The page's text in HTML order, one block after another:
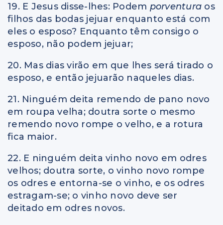
19. E Jesus disse-lhes: Podem porventura os
filhos das bodas jejuar enquanto está com
eles o esposo? Enquanto têm consigo o
esposo, não podem jejuar;
20. Mas dias virão em que lhes será tirado o
esposo, e então jejuarão naqueles dias.
21. Ninguém deita remendo de pano novo
em roupa velha; doutra sorte o mesmo
remendo novo rompe o velho, e a rotura
fica maior.
22. E ninguém deita vinho novo em odres
velhos; doutra sorte, o vinho novo rompe
os odres e entorna-se o vinho, e os odres
estragam-se; o vinho novo deve ser
deitado em odres novos.